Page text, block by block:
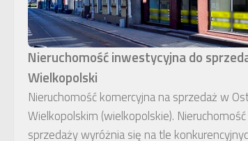
Nieruchomość inwestycyjna do
Wielkopolski
Nieruchomość komercyjna na sprzedaż w
Wielkopolskim (wielkopolskie).
sprzedaży wyróżnia się na tle